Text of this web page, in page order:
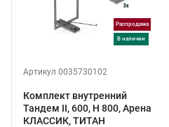
Распродажа
в наличии
Артикул 0035730102
Комплект внутренний
Тандем II, 600, H 800, Арена
КЛАССИК, ТИТАН